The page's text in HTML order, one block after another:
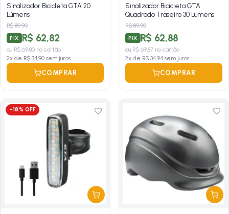
Sinalizador Bicicleta GTA 20
Lúmens
R$ 89,90
PIX R$ 62,82
ou R$ 69,80 no cartão
2x de R$ 34,90 sem juros
COMPRAR
Sinalizador Bicicleta GTA
Quadrado Traseiro 30 Lúmens
R$ 89,90
PIX R$ 62,88
ou R$ 69,87 no cartão
2x de R$ 34,94 sem juros
COMPRAR
-18% OFF